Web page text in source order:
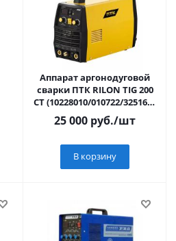
Аппарат аргонодуговой
сварки ПТК RILON TIG 200
CT (10228010/010722/3251696
, КИТАЙ)
25 000 руб./шт
В корзину